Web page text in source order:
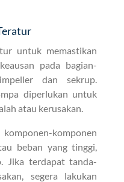
untuk memastikan
pada bagian-
dan sekrup.
diperlukan untuk
atau kerusakan.
komponen
beban yang tinggi,
Jika terdapat tanda-
segera lakukan